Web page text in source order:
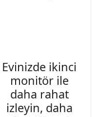
Evinizde ikinci
monitör ile
daha rahat
izleyin, daha